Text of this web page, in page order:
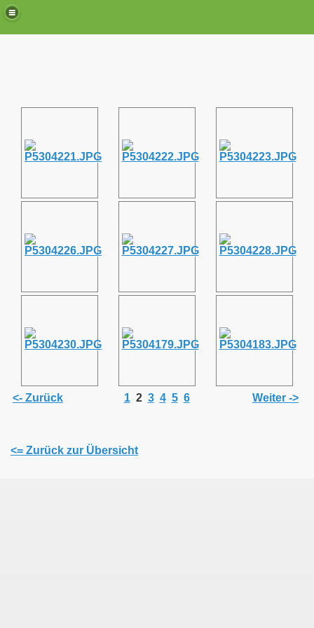
<- Zurück 1 2 3 4 5 6 Weiter ->
<= Zurück zur Übersicht